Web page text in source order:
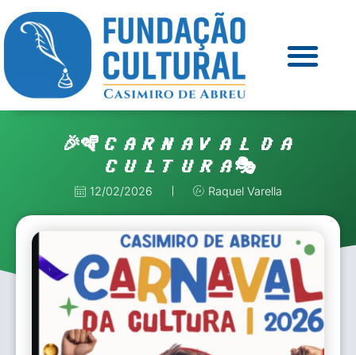
🎉🪇𝘾𝘼𝙍𝙉𝘼𝙑𝘼𝙇 𝘿𝘼
𝘾𝙐𝙇𝙏𝙐𝙍𝘼🎭
12/02/2026 Raquel Varella